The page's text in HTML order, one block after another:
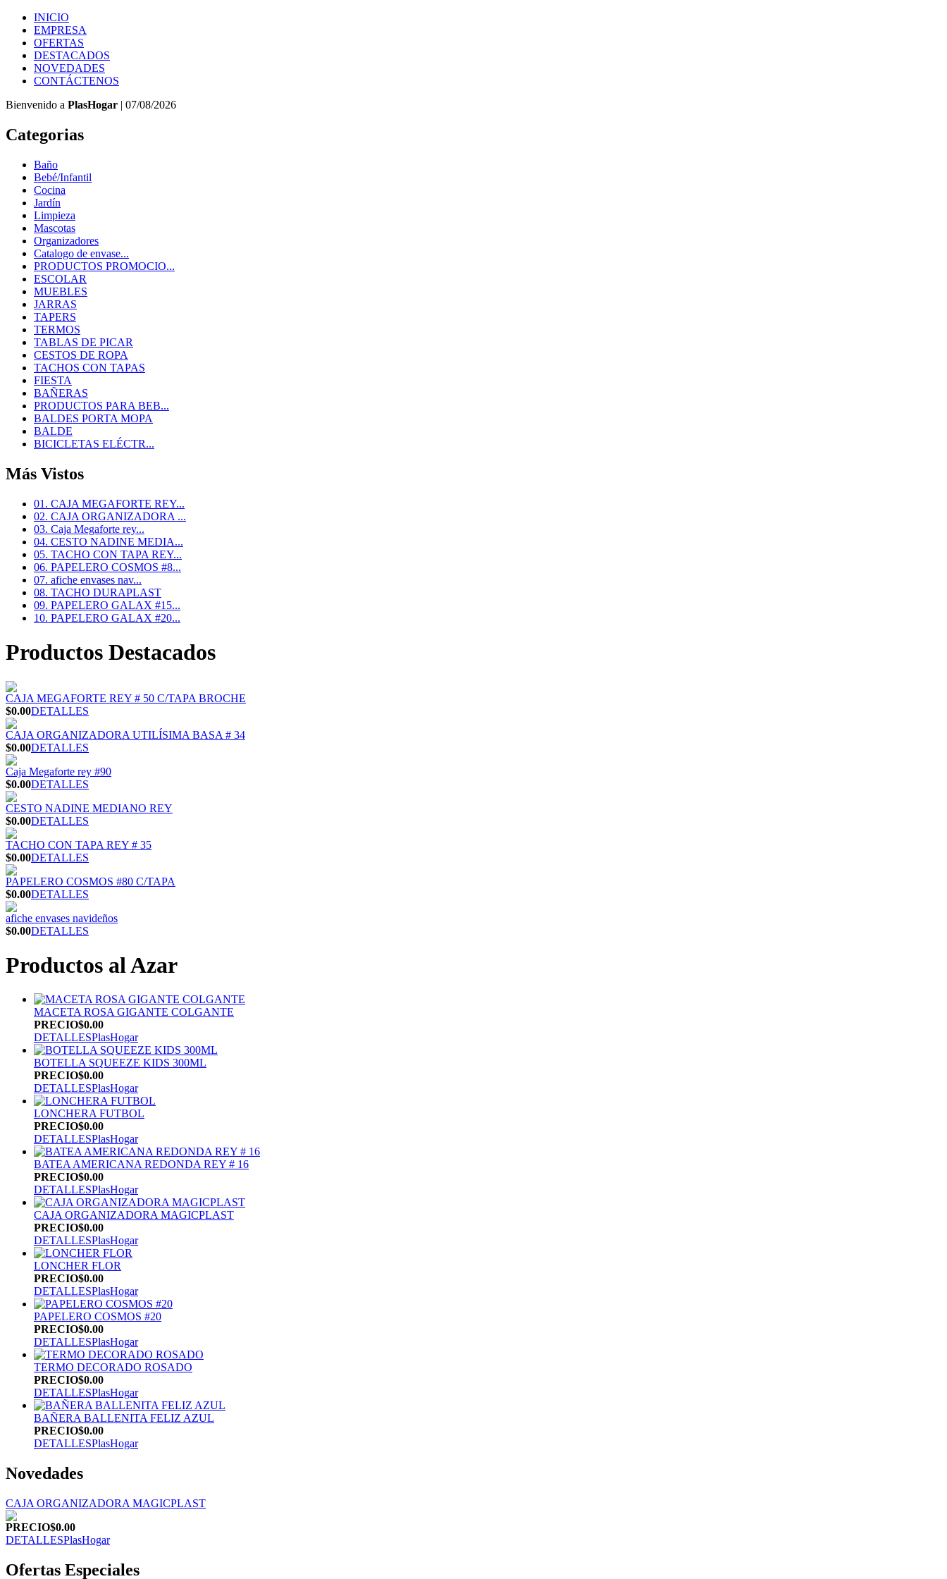
INICIO
EMPRESA
OFERTAS
DESTACADOS
NOVEDADES
CONTÁCTENOS
Bienvenido a PlasHogar | 07/08/2026
Categorias
Baño
Bebé/Infantil
Cocina
Jardín
Limpieza
Mascotas
Organizadores
Catalogo de envase...
PRODUCTOS PROMOCIO...
ESCOLAR
MUEBLES
JARRAS
TAPERS
TERMOS
TABLAS DE PICAR
CESTOS DE ROPA
TACHOS CON TAPAS
FIESTA
BAÑERAS
PRODUCTOS PARA BEB...
BALDES PORTA MOPA
BALDE
BICICLETAS ELÉCTR...
Más Vistos
01. CAJA MEGAFORTE REY...
02. CAJA ORGANIZADORA ...
03. Caja Megaforte rey...
04. CESTO NADINE MEDIA...
05. TACHO CON TAPA REY...
06. PAPELERO COSMOS #8...
07. afiche envases nav...
08. TACHO DURAPLAST
09. PAPELERO GALAX #15...
10. PAPELERO GALAX #20...
Productos Destacados
CAJA MEGAFORTE REY # 50 C/TAPA BROCHE
$0.00DETALLES
CAJA ORGANIZADORA UTILÍSIMA BASA # 34
$0.00DETALLES
Caja Megaforte rey #90
$0.00DETALLES
CESTO NADINE MEDIANO REY
$0.00DETALLES
TACHO CON TAPA REY # 35
$0.00DETALLES
PAPELERO COSMOS #80 C/TAPA
$0.00DETALLES
afiche envases navideños
$0.00DETALLES
Productos al Azar
MACETA ROSA GIGANTE COLGANTE
PRECIO$0.00
DETALLESPlasHogar
BOTELLA SQUEEZE KIDS 300ML
PRECIO$0.00
DETALLESPlasHogar
LONCHERA FUTBOL
PRECIO$0.00
DETALLESPlasHogar
BATEA AMERICANA REDONDA REY # 16
PRECIO$0.00
DETALLESPlasHogar
CAJA ORGANIZADORA MAGICPLAST
PRECIO$0.00
DETALLESPlasHogar
LONCHER FLOR
PRECIO$0.00
DETALLESPlasHogar
PAPELERO COSMOS #20
PRECIO$0.00
DETALLESPlasHogar
TERMO DECORADO ROSADO
PRECIO$0.00
DETALLESPlasHogar
BAÑERA BALLENITA FELIZ AZUL
PRECIO$0.00
DETALLESPlasHogar
Novedades
CAJA ORGANIZADORA MAGICPLAST
PRECIO$0.00
DETALLESPlasHogar
Ofertas Especiales